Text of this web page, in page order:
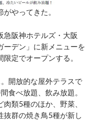
やってきた。
阪神ホテルズ・大阪
ーデン」に新メニューを
定でオープンする。
開放的な屋外テラスで
食べ放題、飲み放題。
類5種のほか、野菜、
抜群の焼き鳥5種が新し